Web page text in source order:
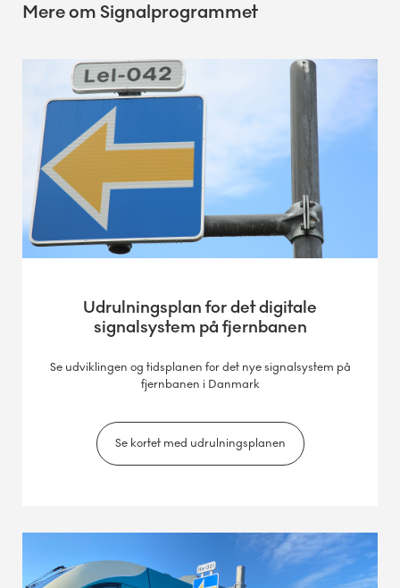
Mere om Signalprogrammet
Udrulningsplan for det digitale
signalsystem på fjernbanen
Se udviklingen og tidsplanen for det nye signalsystem på
fjernbanen i Danmark
Se kortet med udrulningsplanen